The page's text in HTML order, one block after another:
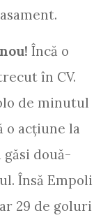
Încă o
în CV.
de minutul
o acțiune la
două-
Însă Empoli
29 de goluri